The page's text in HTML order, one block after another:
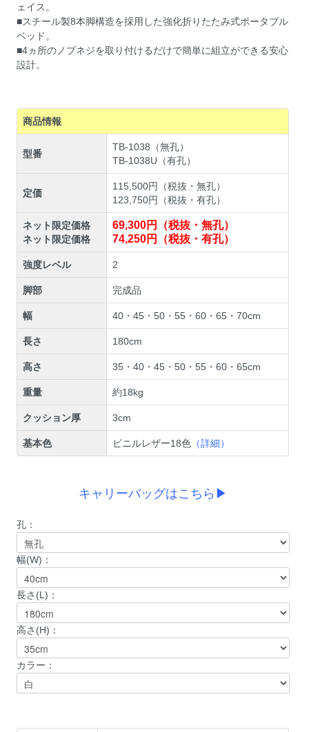
ェイス。
■スチール製8本脚構造を採用した強化折りたたみ式ポータブル
ベッド。
■4ヵ所のノブネジを取り付けるだけで簡単に組立ができる安心
設計。
商品情報
型番
TB-1038（無孔）
TB-1038U（有孔）
定価
115,500円（税抜・無孔）
123,750円（税抜・有孔）
ネット限定価格
ネット限定価格
69,300円（税抜・無孔）
74,250円（税抜・有孔）
強度レベル 2
脚部 完成品
幅 40・45・50・55・60・65・70cm
長さ 180cm
高さ 35・40・45・50・55・60・65cm
重量 約18kg
クッション厚 3cm
基本色 ビニルレザー18色 （詳細）
キャリーバッグはこちら▶
孔：
幅(W)：
長さ(L)：
高さ(H)：
カラー：